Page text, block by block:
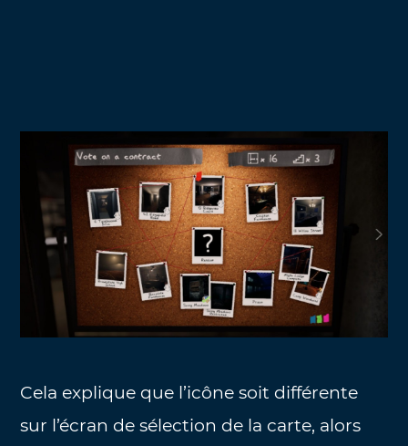
Cela explique que l’icône soit différente
sur l’écran de sélection de la carte, alors